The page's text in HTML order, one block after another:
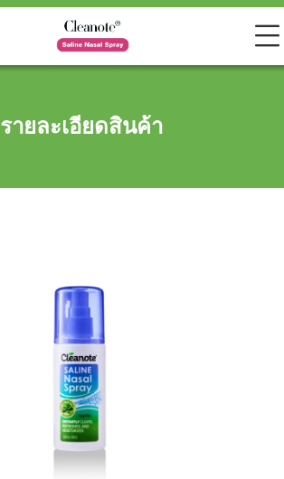
รายละเอียดสินค้า